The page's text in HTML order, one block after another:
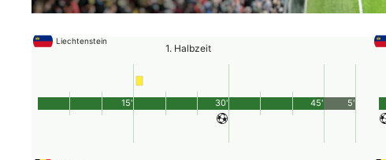
Liechtenstein
1. Halbzeit
45'
15' 30' 5'